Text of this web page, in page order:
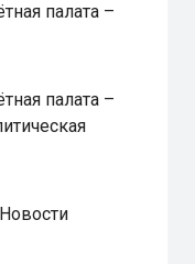
палата –
палата –